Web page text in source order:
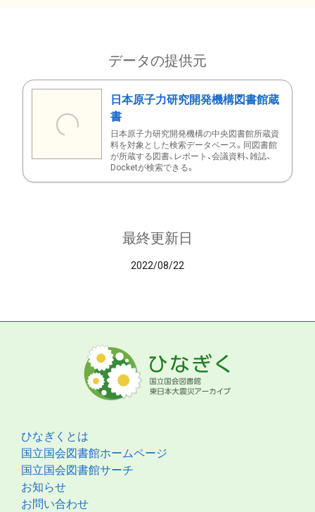
データの提供元
日本原子力研究開発機構図書館蔵
書
日本原子力研究開発機構の中央図書館所蔵資
料を対象とした検索データベース。同図書館
が所蔵する図書、レポート、会議資料、雑誌、
Docketが検索できる。
最終更新日
2022/08/22
ひなぎくとは
国立国会図書館ホームページ
国立国会図書館サーチ
お知らせ
お問い合わせ